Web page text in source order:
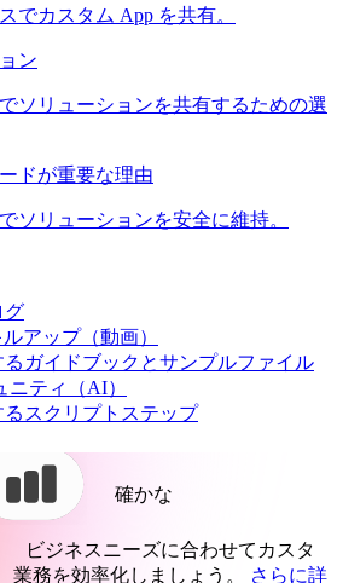
でカスタム App を共有。
ン
ソリューションを共有するための選
ドが重要な理由
ソリューションを安全に維持。
グ
アップ（動画）
ガイドブックとサンプルファイル
ニティ（AI）
スクリプトステップ
確かな
ビジネスニーズに合わせてカスタ
業務を効率化しましょう。
さらに詳